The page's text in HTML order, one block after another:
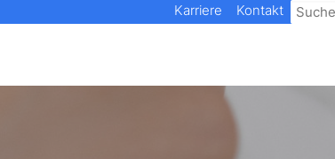
Karriere Kontakt